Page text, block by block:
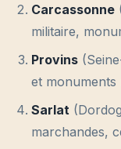
Carcassonne
militaire,
Provins
et monuments
Sarlat
marchandes,